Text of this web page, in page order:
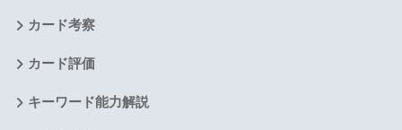
カード考察
カード評価
キーワード能力解説